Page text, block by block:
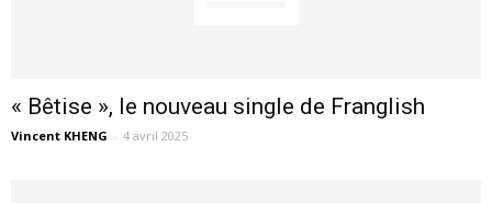
« Bêtise », le nouveau single de Franglish
Vincent KHENG - 4 avril 2025